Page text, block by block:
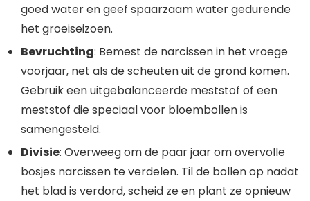
goed water en geef spaarzaam water gedurende
het groeiseizoen.
Bevruchting: Bemest de narcissen in het vroege
voorjaar, net als de scheuten uit de grond komen.
Gebruik een uitgebalanceerde meststof of een
meststof die speciaal voor bloembollen is
samengesteld.
Divisie: Overweeg om de paar jaar om overvolle
bosjes narcissen te verdelen. Til de bollen op nadat
het blad is verdord, scheid ze en plant ze opnieuw